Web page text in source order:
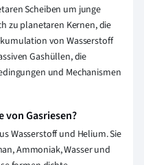
Scheiben um junge
zu planetaren Kernen, die
von Wasserstoff
Gashüllen, die
und Mechanismen
von Gasriesen?
Wasserstoff und Helium. Sie
Ammoniak, Wasser und